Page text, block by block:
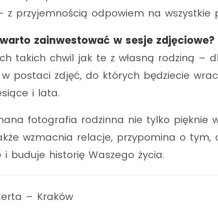
z przyjemnością odpowiem na wszystkie
zainwestować w sesje zdjęciowe?
takich chwil jak te z własną rodziną –
postaci zdjęć, do których będziecie
i lata.
fotografia rodzinna nie tylko pięknie
wzmacnia relacje, przypomina o tym,
i buduje historię Waszego życia.
– Kraków